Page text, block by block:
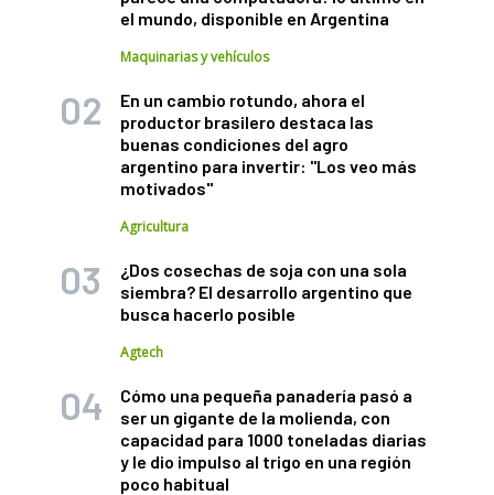
el mundo, disponible en Argentina
Maquinarias y vehículos
En un cambio rotundo, ahora el
productor brasilero destaca las
buenas condiciones del agro
argentino para invertir: "Los veo más
motivados"
Agricultura
¿Dos cosechas de soja con una sola
siembra? El desarrollo argentino que
busca hacerlo posible
Agtech
Cómo una pequeña panadería pasó a
ser un gigante de la molienda, con
capacidad para 1000 toneladas diarias
y le dio impulso al trigo en una región
poco habitual